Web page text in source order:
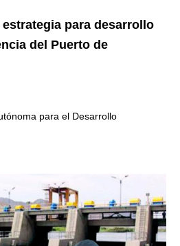
para desarrollo
del Puerto de
para el Desarrollo